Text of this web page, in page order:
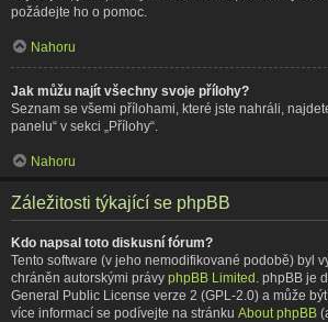
požádejte ho o pomoc.
Nahoru
Jak můžu najít všechny svoje přílohy?
Seznam se všemi přílohami, které jste nahráli,
panelu“ v sekci „Přílohy“.
Nahoru
Záležitosti týkající se phpBB
Kdo napsal toto diskusní fórum?
Tento software (v jeho nemodifikované podobě) byl
chráněn autorskými právy phpBB Limited . phpBB je
General Public License verze 2 (GPL-2.0) a může
více informací se podívejte na stránku About phpBB